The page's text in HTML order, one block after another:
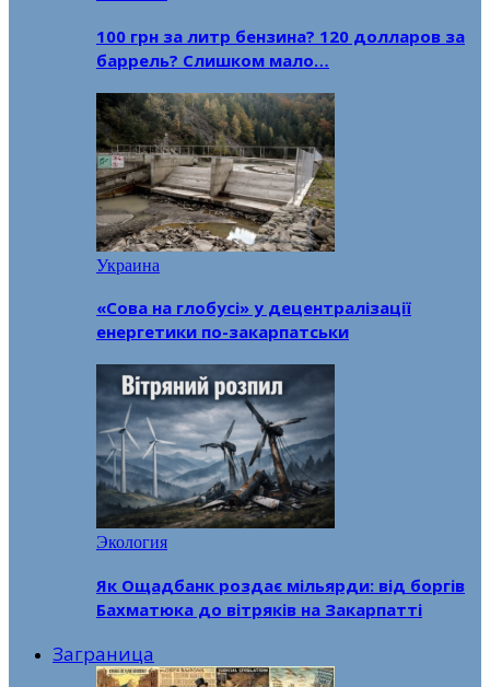
100 грн за литр бензина? 120 долларов за
баррель? Слишком мало…
Украина
«Сова на глобусі» у децентралізації
енергетики по-закарпатськи
Экология
Як Ощадбанк роздає мільярди: від боргів
Бахматюка до вітряків на Закарпатті
Заграница